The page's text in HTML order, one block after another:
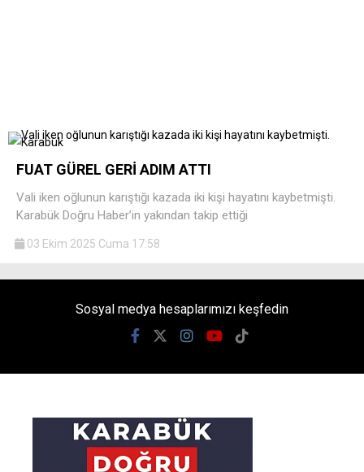
FUAT GÜREL GERİ ADIM ATTI
Vali iken oğlunun karıştığı kazada iki kişi hayatını kaybetmişti.
Karabük Doğru Haber’in yakından takip ettiği
03 Ekim 2025 Cuma 17:58
Sosyal medya hesaplarımızı keşfedin